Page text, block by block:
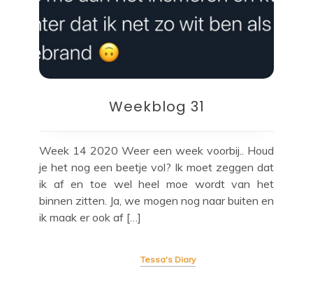
Weekblog 31
Week 14 2020 Weer een week voorbij.. Houd
je het nog een beetje vol? Ik moet zeggen dat
ik af en toe wel heel moe wordt van het
binnen zitten. Ja, we mogen nog naar buiten en
ik maak er ook af […]
Tessa's Diary